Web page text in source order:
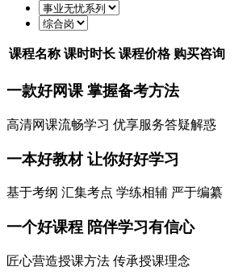
课程名称 课时时长 课程价格 购买咨询
一款好网课 掌握备考方法
高清网课流畅学习 优享服务答疑解惑
一本好教材让你好好学习
基于考纲 汇集考点 学练相辅 严于编纂
一个好课程 陪伴学习有信心
匠心营造授课方法 传承授课理念